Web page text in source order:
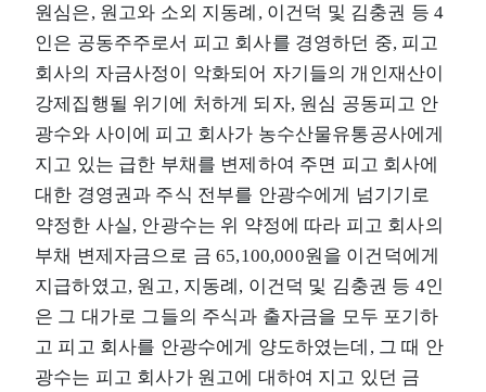
원심은, 원고와 소외 지동례, 이건덕 및 김충권 등 4
인은 공동주주로서 피고 회사를 경영하던 중, 피고
회사의 자금사정이 악화되어 자기들의 개인재산이
강제집행될 위기에 처하게 되자, 원심 공동피고 안
광수와 사이에 피고 회사가 농수산물유통공사에게
지고 있는 급한 부채를 변제하여 주면 피고 회사에
대한 경영권과 주식 전부를 안광수에게 넘기기로
약정한 사실, 안광수는 위 약정에 따라 피고 회사의
부채 변제자금으로 금 65,100,000원을 이건덕에게
지급하였고, 원고, 지동례, 이건덕 및 김충권 등 4인
은 그 대가로 그들의 주식과 출자금을 모두 포기하
고 피고 회사를 안광수에게 양도하였는데, 그 때 안
광수는 피고 회사가 원고에 대하여 지고 있던 금